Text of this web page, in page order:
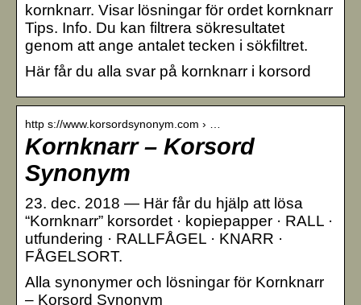
kornknarr. Visar lösningar för ordet kornknarr
Tips. Info. Du kan filtrera sökresultatet
genom att ange antalet tecken i sökfiltret.
Här får du alla svar på kornknarr i korsord
http s://www.korsordsynonym.com › …
Kornknarr – Korsord
Synonym
23. dec. 2018 — Här får du hjälp att lösa
“Kornknarr” korsordet · kopiepapper · RALL ·
utfundering · RALLFÅGEL · KNARR ·
FÅGELSORT.
Alla synonymer och lösningar för Kornknarr
– Korsord Synonym